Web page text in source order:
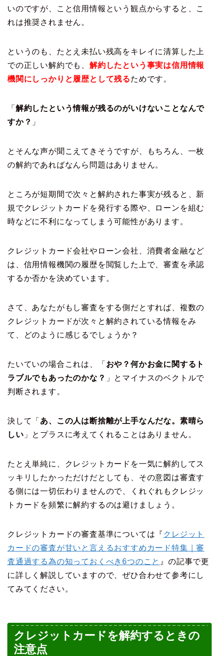
いのですが、こと信用情報という観点からすると、こ
れは推奨されません。
というのも、たとえ未払い残高をキレイに清算した上
での正しい解約でも、 解約したという事実は信用情報
機関にしっかりと履歴として残るためです。
「 解約したという情報が残るのがいけないことなんで
すか？ 」
とそんな声が聞こえてきそうですが、もちろん、一枚
の解約であればなんら問題はありません。
ところが短期間で次々と解約された事実が残ると、新
規でクレジットカードを発行する際や、ローンを組む
時などに不利になってしまう可能性があります。
クレジットカード会社やローン会社、消費者金融など
は、信用情報機関の履歴を閲覧した上で、審査を承認
するか否かを決めています。
さて、あなたがもし審査をする側だとすれば、複数の
クレジットカードが次々と解約されている情報をみ
て、どのように感じるでしょうか？
たいていの場合これは、「 おや？何かお金に関するト
ラブルでもあったのかな？ 」とマイナスのベクトルで
判断されます。
決して「 あ、この人は断捨離が上手なんだな。素晴ら
しい 」とプラスに考えてくれることはありません。
たとえ単純に、クレジットカードを一気に解約してス
ッキリしたかっただけだとしても、その意図は審査す
る側には一切伝わりませんので、くれぐれもクレジッ
トカードを頻繁に解約するのは避けましょう。
クレジットカードの審査基準については『 クレジット
カードの審査が甘いと言えるおすすめカード特集｜審
査通過する為の知っておくべき6つのこと 』の記事で更
に詳しく解説していますので、ぜひ合わせて参考にし
てみてください。
クレジットカードを解約するときの
注意点